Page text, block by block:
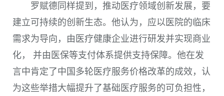
罗赋德同样提到，推动医疗领域创新发展，要
建立可持续的创新生态。他认为，应以医院的临床
需求为导向，由医疗健康企业进行研发并实现商业
化， 并由医保等支付体系提供支持保障。他在发
言中肯定了中国多轮医疗服务价格改革的成效，认
为这些举措大幅提升了基础医疗服务的可负担性，